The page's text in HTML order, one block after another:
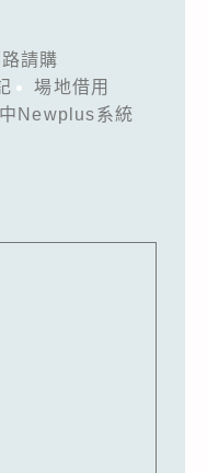
請購
場地借用
Newplus系統